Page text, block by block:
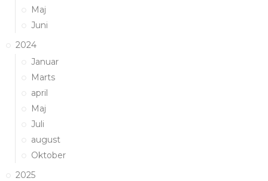
Maj
Juni
2024
Januar
Marts
april
Maj
Juli
august
Oktober
2025